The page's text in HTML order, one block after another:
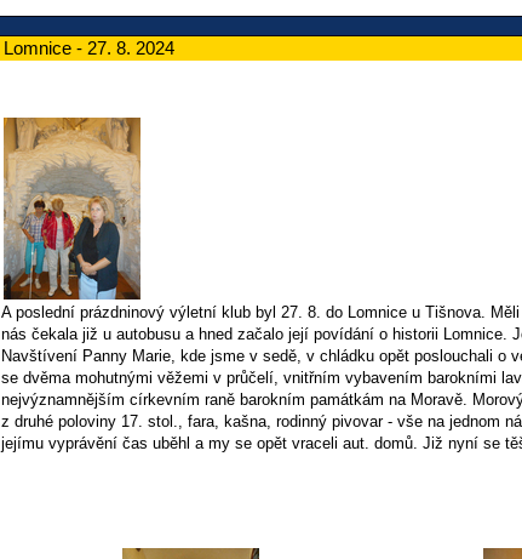
Lomnice - 27. 8. 2024
A poslední prázdninový výletní klub byl 27. 8. do Lomnice u Tišnova.
nás čekala již u autobusu a hned začalo její povídání o historii Lomnice.
Navštívení Panny Marie, kde jsme v sedě, v chládku opět poslouchali o
se dvěma mohutnými věžemi v průčelí, vnitřním vybavením barokními
nejvýznamnějším církevním raně barokním památkám na Moravě.
z druhé poloviny 17. stol., fara, kašna, rodinný pivovar - vše na jednom
jejímu vyprávění čas uběhl a my se opět vraceli aut. domů. Již nyní se